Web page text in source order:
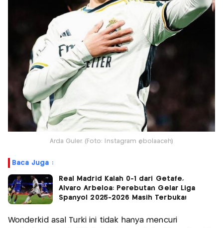
Arda Guler. (Foto: Instagram @bolaaceh)
Baca Juga :
Real Madrid Kalah 0-1 dari Getafe,
Alvaro Arbeloa: Perebutan Gelar Liga
Spanyol 2025-2026 Masih Terbuka!
Wonderkid asal Turki ini tidak hanya mencuri